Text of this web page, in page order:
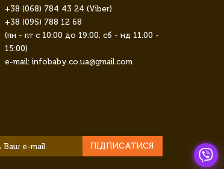
+38 (068) 784 43 24 (Viber)
+38 (095) 788 12 68
(пн - пт с 10:00 до 19:00, сб - нд 11:00 -
15:00)
e-mail: infobaby.co.ua@gmail.com
ПІДПИСАТИСЯ